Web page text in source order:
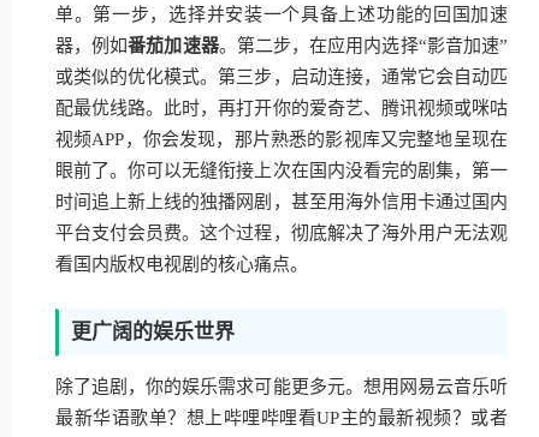
单。第一步，选择并安装一个具备上述功能的回国加速
器，例如番茄加速器。第二步，在应用内选择“影音加速”
或类似的优化模式。第三步，启动连接，通常它会自动匹
配最优线路。此时，再打开你的爱奇艺、腾讯视频或咪咕
视频APP，你会发现，那片熟悉的影视库又完整地呈现在
眼前了。你可以无缝衔接上次在国内没看完的剧集，第一
时间追上新上线的独播网剧，甚至用海外信用卡通过国内
平台支付会员费。这个过程，彻底解决了海外用户无法观
看国内版权电视剧的核心痛点。
更广阔的娱乐世界
除了追剧，你的娱乐需求可能更多元。想用网易云音乐听
最新华语歌单？想上哔哩哔哩看UP主的最新视频？或者